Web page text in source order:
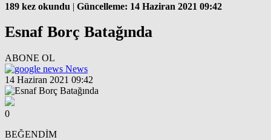
189 kez okundu | Güncelleme: 14 Haziran 2021 09:42
Esnaf Borç Batağında
ABONE OL
News
14 Haziran 2021 09:42
0
BEĞENDİM